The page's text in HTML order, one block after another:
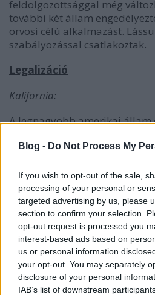
Blog - Do Not Process My
If you wish to opt-out of the sale,
processing of your personal or
targeted advertising by us, please
section to confirm your selection.
opt-out request is processed you
interest-based ads based on
us or personal information
your opt-out. You may separately
disclosure of your personal
IAB’s list of downstream
feldolgozottsággal még
további két állam
orvosi célú alkalmazást.
szabályozással csatlakoztak.
Legalizáció
Kalifornia:
A legnagyobb amerikai állam
kevéssel ugyan, de akkor
társadalmilag már amúgy is
kannabiszhasználat 21 éves
engedélyezett lesz egy uncia
és hat növény termesztése.
USA minden valószínűség
legális kannabiszpiaca, ami
Amerikába termelő mexikói
Nevada: